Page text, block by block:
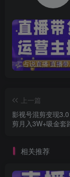
二占说
上一篇
影视号混剪变现
剪月入3W+吸金套
相关推荐